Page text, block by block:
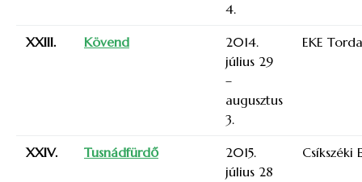
4.
XXIII. Kövend
2014.
július 29
–
augusztus
3.
EKE
XXIV. Tusnádfürdő
2015.
július 28
Csíkszéki